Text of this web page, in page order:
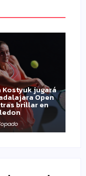
Kostyuk jugará
Open
brillar en